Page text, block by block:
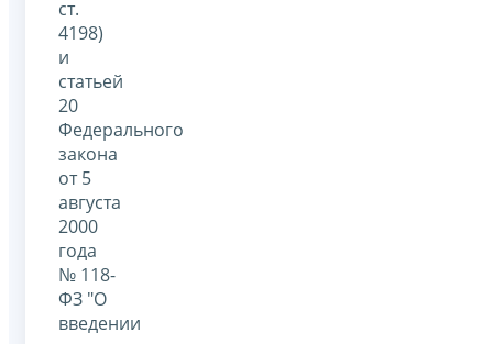
ст.
4198)
и
статьей
20
Федерального
закона
от 5
августа
2000
года
№ 118-
ФЗ "О
введении